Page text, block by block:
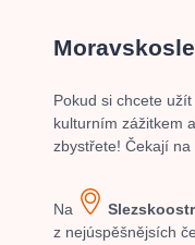
Pokud si chcete
kulturním zážitkem
zbystřete! Čekají
Na
z nejúspěšnějsích